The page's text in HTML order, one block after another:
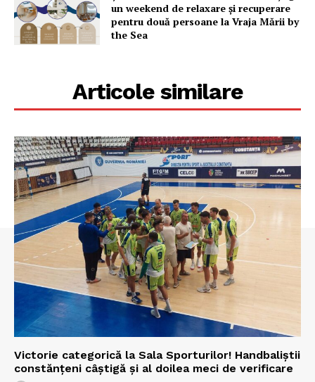
un weekend de relaxare și recuperare
pentru două persoane la Vraja Mării by
the Sea
Articole similare
Victorie categorică la Sala Sporturilor! Handbaliștii
constănțeni câștigă și al doilea meci de verificare